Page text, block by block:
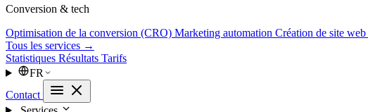
Conversion & tech
Optimisation de la conversion (CRO) Marketing automation Création de site web
Tous les services →
Statistiques Résultats Tarifs
FR
Contact